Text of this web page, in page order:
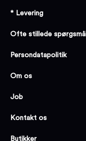
* Levering
Ofte stillede spørgsmål
Persondatapolitik
Om os
Job
Kontakt os
Butikker